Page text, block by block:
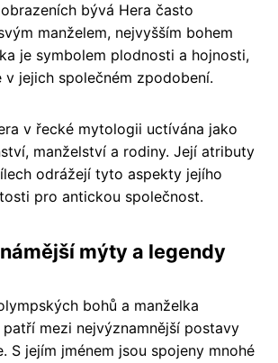
bývá Hera často
manželem, nejvyšším bohem
je symbolem plodnosti a hojnosti,
v jejich společném zpodobení.
v řecké mytologii uctívána jako
manželství a rodiny. Její atributy
odrážejí tyto aspekty jejího
pro antickou společnost.
mýty a legendy
bohů a manželka
patří mezi nejvýznamnější postavy
S jejím jménem jsou spojeny mnohé